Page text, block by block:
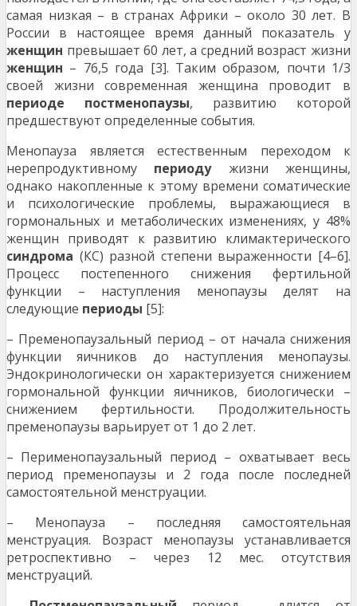
самая низкая – в странах Африки – около 30 лет. В
России в настоящее время данный показатель у
женщин превышает 60 лет, а средний возраст жизни
женщин – 76,5 года [3]. Таким образом, почти 1/3
своей жизни современная женщина проводит в
периоде
постменопаузы, развитию которой
предшествуют определенные события.
Менопауза является естественным переходом к
нерепродуктивному периодужизни женщины,
однако накопленные к этому времени соматические
и психологические проблемы, выражающиеся в
гормональных и метаболических изменениях, у 48%
женщин приводят к развитию климактерического
синдрома (КС) разной степени выраженности [4–6].
Процесс постепенного снижения фертильной
функции – наступления менопаузы делят на
следующие периоды [5]:
– Пременопаузальный период – от начала снижения
функции яичников до наступления менопаузы.
Эндокринологически он характеризуется снижением
гормональной функции яичников, биологически –
снижением фертильности. Продолжительность
пременопаузы варьирует от 1 до 2 лет.
– Перименопаузальный период – охватывает весь
период пременопаузы и 2 года после последней
самостоятельной менструации.
– Менопауза – последняя самостоятельная
менструация. Возраст менопаузы устанавливается
ретроспективно – через 12 мес. отсутствия
менструаций.